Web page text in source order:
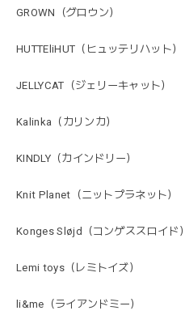
GROWN（グロウン）
HUTTEliHUT（ヒュッテリハット）
JELLYCAT（ジェリーキャット）
Kalinka（カリンカ）
KINDLY（カインドリー）
Knit Planet（ニットプラネット）
Konges Sløjd（コンゲススロイド）
Lemi toys（レミトイズ）
li&me（ライアンドミー）